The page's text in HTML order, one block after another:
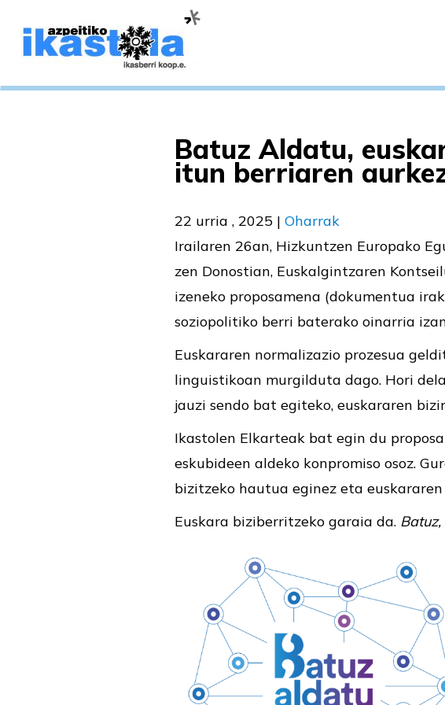
Batuz Aldatu,
itun berriaren
22 urria , 2025 | Oharrak
Irailaren 26an, Hizkuntzen Europako
zen Donostian, Euskalgintzaren
izeneko proposamena (dokumentua
soziopolitiko berri baterako oinarria
Euskararen normalizazio prozesua
linguistikoan murgilduta dago. Hori
jauzi sendo bat egiteko, euskararen
Ikastolen Elkarteak bat egin du
eskubideen aldeko konpromiso osoz.
bizitzeko hautua eginez eta
Euskara biziberritzeko garaia da.